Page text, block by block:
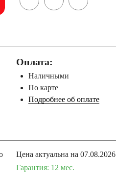
Оплата:
Наличными
По карте
Подробнее об оплате
Цена актуальна на 07.08.2026
Гарантия: 12 мес.